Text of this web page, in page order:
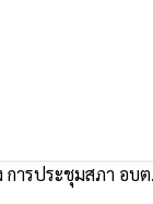
ารประชุมสภา อบ